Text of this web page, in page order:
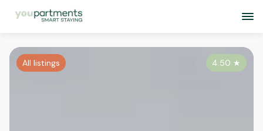
4.50 ★
All listings